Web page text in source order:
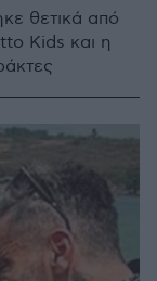
θετικά από
Kids και η